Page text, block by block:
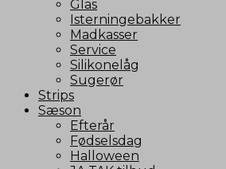
Glas
Isterningebakker
Madkasser
Service
Silikonelåg
Sugerør
Strips
Sæson
Efterår
Fødselsdag
Halloween